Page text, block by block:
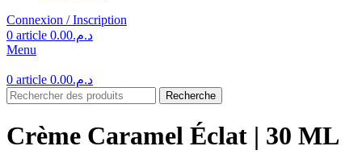
Connexion / Inscription
0 article د.م.0.00
Menu
0 article د.م.0.00
Recherche
Crème Caramel Éclat | 30 ML